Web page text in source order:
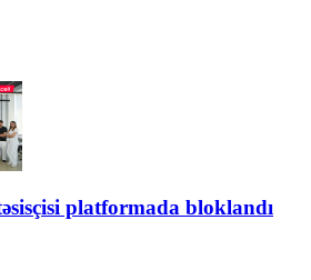
platformada bloklandı